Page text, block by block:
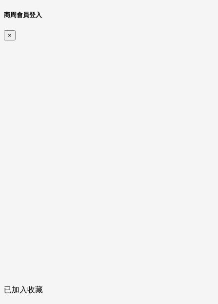
商周會員登入
×
已加入收藏